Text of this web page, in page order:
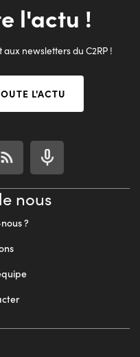
l'actu !
newsletters du C2RP !
L'ACTU
nous
?